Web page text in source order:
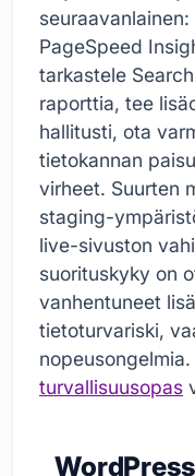
PageSpeed
tarkastele
raporttia, tee
hallitusti, ota
tietokannan
virheet. Suurten
staging-
live-sivuston
suorituskyky on
vanhentuneet
tietoturvariski,
turvallisuusopas